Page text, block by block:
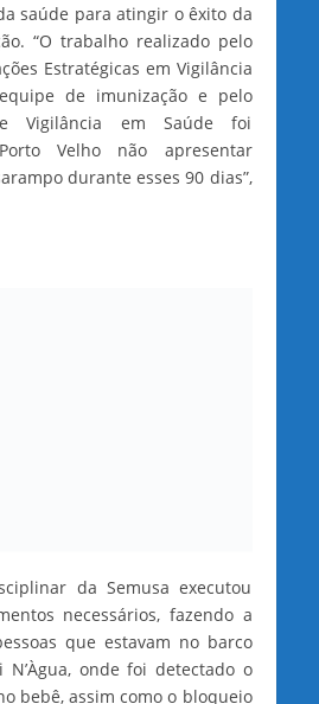
saúde para atingir o êxito da
“O trabalho realizado pelo
Estratégicas em Vigilância
de imunização e pelo
Vigilância em Saúde foi
Velho não apresentar
durante esses 90 dias”,
da Semusa executou
necessários, fazendo a
que estavam no barco
onde foi detectado o
bebê, assim como o bloqueio